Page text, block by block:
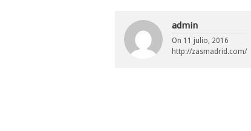
admin
On 11 julio, 2016
http://zasmadrid.com/